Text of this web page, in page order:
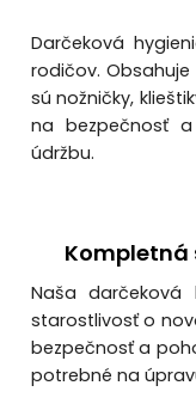
Darčeková
rodičov.
sú nožničky,
na bezpečnosť
údržbu.
Kompletná
Naša darčeková
starostlivosť o
bezpečnosť a
potrebné na